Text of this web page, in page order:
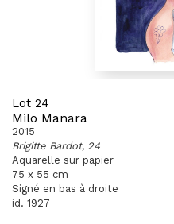
Lot 24
Milo Manara
2015
Brigitte Bardot, 24
Aquarelle sur papier
75 x 55 cm
Signé en bas à droite
id. 1927